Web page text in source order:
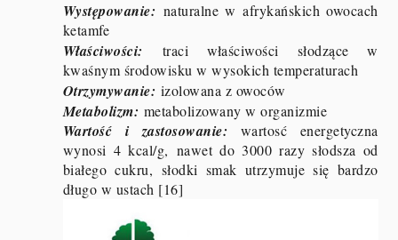
Występowanie: naturalne w afrykańskich owocach
ketamfe
Właściwości: traci właściwości słodzące w
kwaśnym środowisku w wysokich temperaturach
Otrzymywanie: izolowana z owoców
Metabolizm: metabolizowany w organizmie
Wartość i zastosowanie: wartosć energetyczna
wynosi 4 kcal/g, nawet do 3000 razy słodsza od
białego cukru, słodki smak utrzymuje się bardzo
długo w ustach [16]